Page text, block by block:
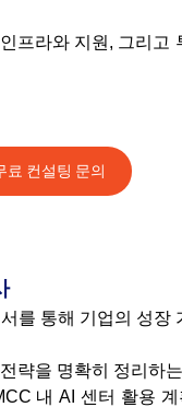
프라와 지원, 그리고
료 컨설팅 문의
를 통해 기업의 성장
략을 명확히 정리하
내 AI 센터 활용